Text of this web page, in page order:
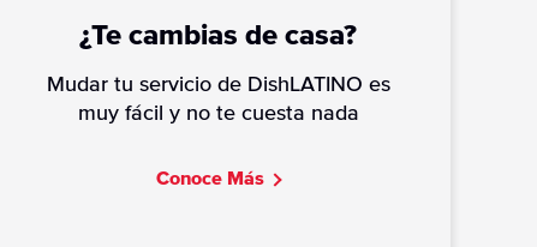
¿Te cambias de casa?
Mudar tu servicio de DishLATINO es
muy fácil y no te cuesta nada
Conoce Más